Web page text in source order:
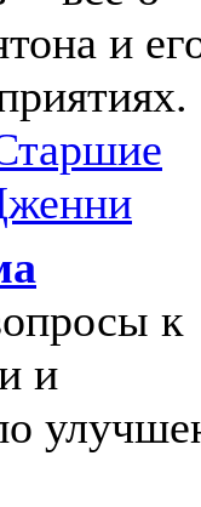
и
к
и